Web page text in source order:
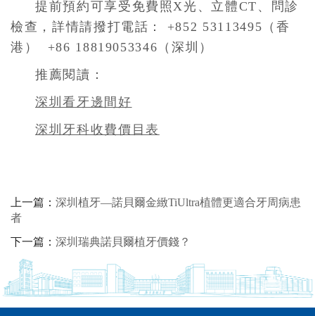
提前預約可享受免費照X光、立體CT、問診
檢查，詳情請撥打電話： +852 53113495（香
港） +86 18819053346（深圳）
推薦閱讀：
深圳看牙邊間好
深圳牙科收費價目表
上一篇： ​深圳植牙—諾貝爾金緻TiUltra植體更適合牙周病患
者
下一篇： 深圳瑞典諾貝爾植牙價錢？